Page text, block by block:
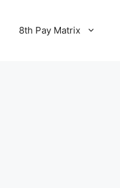
8th Pay Matrix